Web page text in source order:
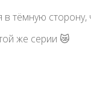
тёмную
же серии 😿